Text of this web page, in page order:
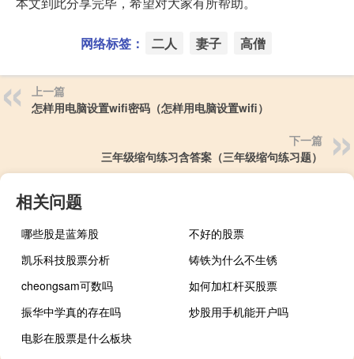
网络标签： 二人 妻子 高僧
上一篇
怎样用电脑设置wifi密码（怎样用电脑设置wifi）
下一篇
三年级缩句练习含答案（三年级缩句练习题）
相关问题
哪些股是蓝筹股
不好的股票
凯乐科技股票分析
铸铁为什么不生锈
cheongsam可数吗
如何加杠杆买股票
振华中学真的存在吗
炒股用手机能开户吗
电影在股票是什么板块